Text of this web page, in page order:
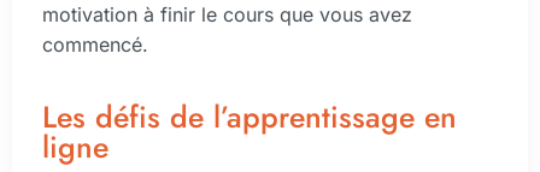
motivation à finir le cours que vous avez
commencé.
Les défis de l’apprentissage en
ligne